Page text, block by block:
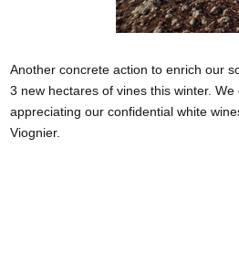
Another concrete action to enrich our
3 new hectares of vines this winter.
appreciating our confidential white
Viognier.